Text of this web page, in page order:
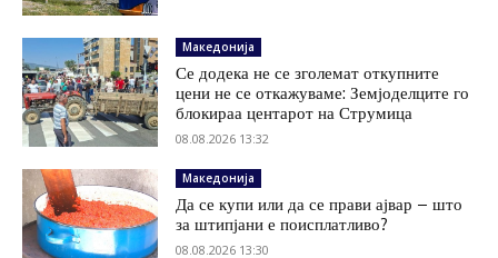
Македонија
Се додека не се зголемат откупните
цени не се откажуваме: Земјоделците го
блокираа центарот на Струмица
08.08.2026 13:32
Македонија
Да се купи или да се прави ајвар – што
за штипјани е поисплатливо?
08.08.2026 13:30